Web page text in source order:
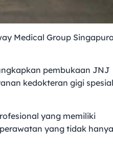
Medical Group
pembukaan JNJ
kedokteran gigi
yang memiliki
yang tidak hanya